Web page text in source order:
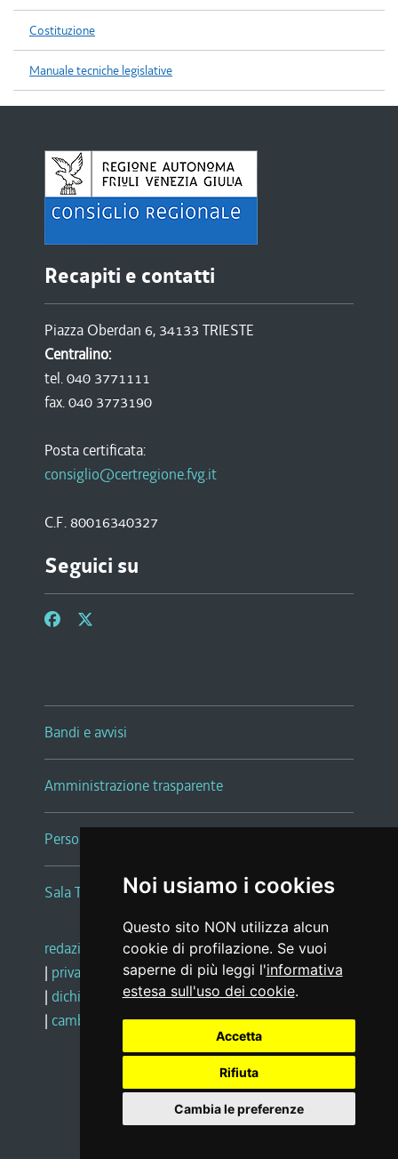
Noi usiamo i cookies
Questo sito NON utilizza alcun
cookie di profilazione. Se vuoi
saperne di più leggi l'informativa
estesa sull'uso dei cookie.
Accetta
Rifiuta
Cambia le preferenze
Costituzione
Manuale tecniche legislative
Recapiti e contatti
Piazza Oberdan 6, 34133 TRIESTE
Centralino:
tel. 040 3771111
fax. 040 3773190
Posta certificata:
consiglio@certregione.fvg.it
C.F. 80016340327
Seguici su
Bandi e avvisi
Amministrazione trasparente
Persone e Uffici
Sala Tiziano Tessitori
redazione web |note legali |glossario
| privacy
social media policy
| dichiarazione di accessibilità |feedback
| cambio preferenze cookie
Realizzato da